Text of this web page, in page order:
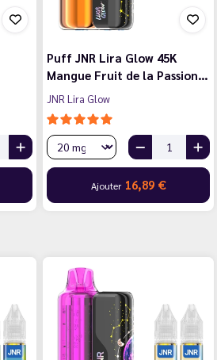
Puff JNR Lira Glow 45K
Mangue Fruit de la Passion…
JNR Lira Glow
Ajouter 16,89 €